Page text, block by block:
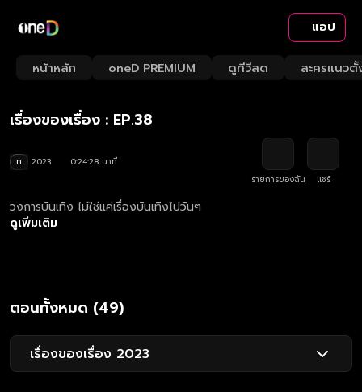
แอป
หน้าหลัก oneD PREMIUM ดูทีวีสด ละครแนวตั้
Loaded:
2.84%
Rate
เรื่องของเรื่อง : EP.38
ท 2023
0:24:28 นาที
รายการของฉัน
แชร์
วงการบันเทิง ไม่ใช่แค่เรื่องบันเทิงไปวันๆ
ดูเพิ่มเติม
ตอนทั้งหมด (49)
เรื่องของเรื่อง 2023